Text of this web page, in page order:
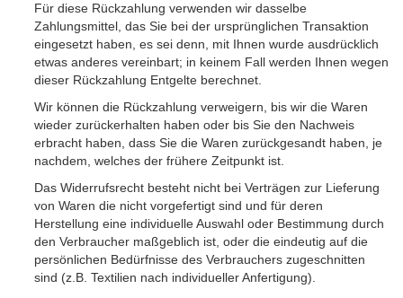
Für diese Rückzahlung verwenden wir dasselbe
Zahlungsmittel, das Sie bei der ursprünglichen Transaktion
eingesetzt haben, es sei denn, mit Ihnen wurde ausdrücklich
etwas anderes vereinbart; in keinem Fall werden Ihnen wegen
dieser Rückzahlung Entgelte berechnet.
Wir können die Rückzahlung verweigern, bis wir die Waren
wieder zurückerhalten haben oder bis Sie den Nachweis
erbracht haben, dass Sie die Waren zurückgesandt haben, je
nachdem, welches der frühere Zeitpunkt ist.
Das Widerrufsrecht besteht nicht bei Verträgen zur Lieferung
von Waren die nicht vorgefertigt sind und für deren
Herstellung eine individuelle Auswahl oder Bestimmung durch
den Verbraucher maßgeblich ist, oder die eindeutig auf die
persönlichen Bedürfnisse des Verbrauchers zugeschnitten
sind (z.B. Textilien nach individueller Anfertigung).